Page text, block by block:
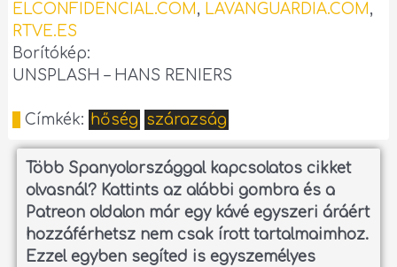
ELCONFIDENCIAL.COM, LAVANGUARDIA.COM,
RTVE.ES
Borítókép:
UNSPLASH – HANS RENIERS
Címkék: hőség szárazság
Több Spanyolországgal kapcsolatos cikket
olvasnál? Kattints az alábbi gombra és a
Patreon oldalon már egy kávé egyszeri áráért
hozzáférhetsz nem csak írott tartalmaimhoz.
Ezzel egyben segíted is egyszemélyes